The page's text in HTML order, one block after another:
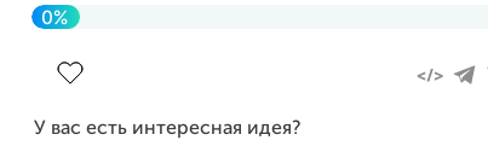
0%
У вас есть интересная идея?